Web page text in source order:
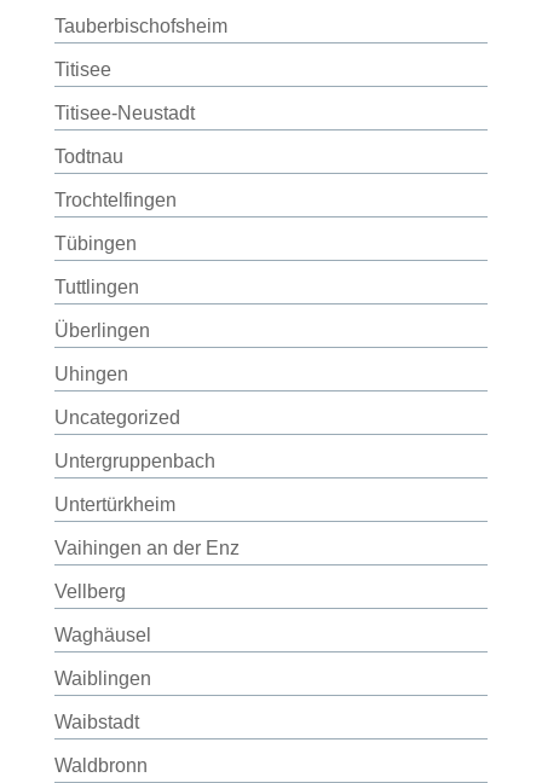
Tauberbischofsheim
Titisee
Titisee-Neustadt
Todtnau
Trochtelfingen
Tübingen
Tuttlingen
Überlingen
Uhingen
Uncategorized
Untergruppenbach
Untertürkheim
Vaihingen an der Enz
Vellberg
Waghäusel
Waiblingen
Waibstadt
Waldbronn